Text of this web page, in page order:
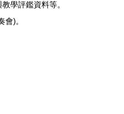
學評鑑資料等。
會)。